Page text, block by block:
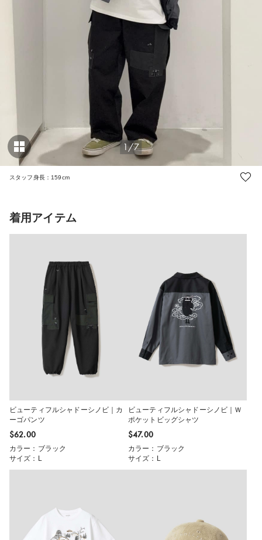
1/7
スタッフ身長：159cm
着用アイテム
ビューティフルシャドーシノビ｜カ
ーゴパンツ
$‌62.00
カラー：ブラック
サイズ：L
ビューティフルシャドーシノビ｜Ｗ
ポケットビッグシャツ
$‌47.00
カラー：ブラック
サイズ：L